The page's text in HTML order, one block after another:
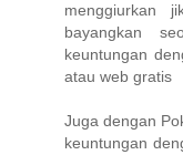
menggiurkan
bayangkan
keuntungan
atau web gratis
Juga dengan
keuntungan